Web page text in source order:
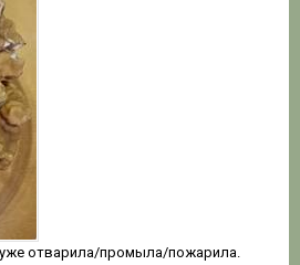
отварила/промыла/пожарила.